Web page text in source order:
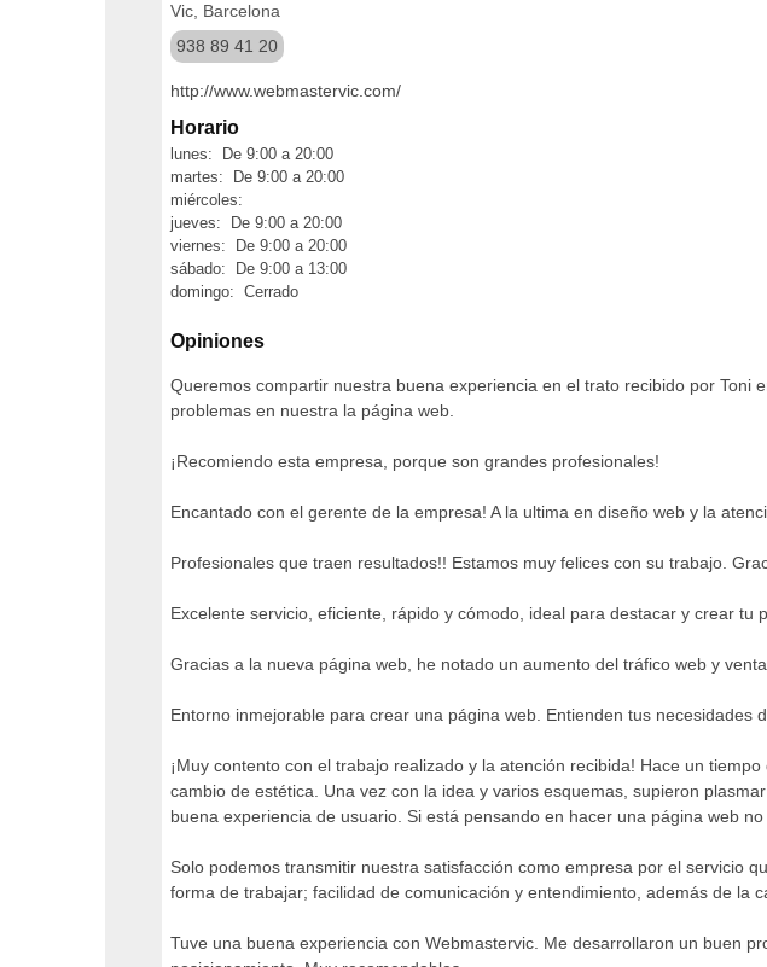
Vic, Barcelona
938 89 41 20
http://www.webmastervic.com/
Horario
lunes: De 9:00 a 20:00
martes: De 9:00 a 20:00
miércoles:
jueves: De 9:00 a 20:00
viernes: De 9:00 a 20:00
sábado: De 9:00 a 13:00
domingo: Cerrado
Opiniones
Queremos compartir nuestra buena experiencia en el trato recibido por
problemas en nuestra la página web.
¡Recomiendo esta empresa, porque son grandes profesionales!
Encantado con el gerente de la empresa! A la ultima en diseño web y la
Profesionales que traen resultados!! Estamos muy felices con su trabajo.
Excelente servicio, eficiente, rápido y cómodo, ideal para destacar y crear tu
Gracias a la nueva página web, he notado un aumento del tráfico web y
Entorno inmejorable para crear una página web. Entienden tus necesidades
¡Muy contento con el trabajo realizado y la atención recibida! Hace un
cambio de estética. Una vez con la idea y varios esquemas, supieron
buena experiencia de usuario. Si está pensando en hacer una página web
Solo podemos transmitir nuestra satisfacción como empresa por el servicio
forma de trabajar; facilidad de comunicación y entendimiento, además de la
Tuve una buena experiencia con Webmastervic. Me desarrollaron un buen